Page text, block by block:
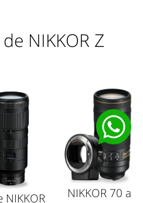
NIKKOR Z
NIKKOR
NIKKOR 70 a